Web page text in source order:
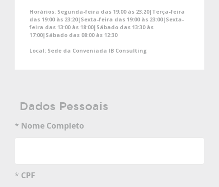
Horários: Segunda-feira das 19:00 às 23:20|Terça-feira
das 19:00 às 23:20|Sexta-feira das 19:00 às 23:00|Sexta-
feira das 13:00 às 18:00|Sábado das 13:30 às
17:00|Sábado das 08:00 às 12:30
Local: Sede da Conveniada IB Consulting
Dados Pessoais
* Nome Completo
* CPF